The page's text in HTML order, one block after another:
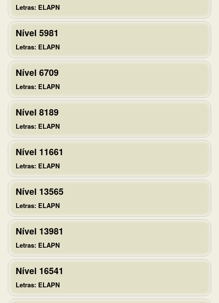
Letras: ELAPN
Nível 5981
Letras: ELAPN
Nível 6709
Letras: ELAPN
Nível 8189
Letras: ELAPN
Nível 11661
Letras: ELAPN
Nível 13565
Letras: ELAPN
Nível 13981
Letras: ELAPN
Nível 16541
Letras: ELAPN